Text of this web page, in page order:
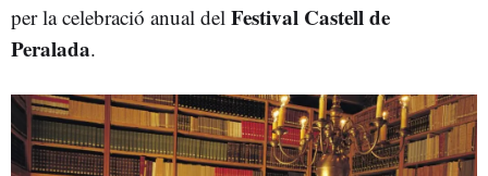
per la celebració anual del Festival Castell de
Peralada.